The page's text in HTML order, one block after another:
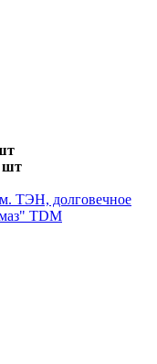
шт
ТЭН, долговечное
TDM